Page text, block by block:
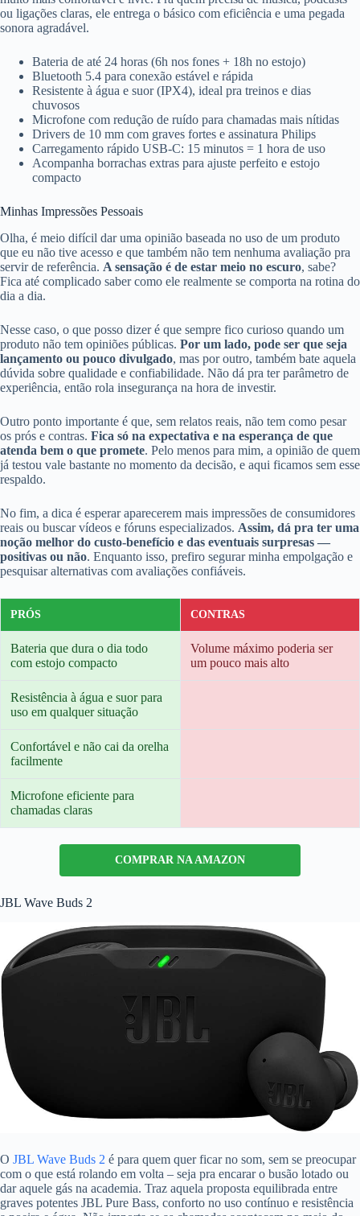
ou ligações claras, ele entrega o básico com eficiência e uma pegada
sonora agradável.
Bateria de até 24 horas (6h nos fones + 18h no estojo)
Bluetooth 5.4 para conexão estável e rápida
Resistente à água e suor (IPX4), ideal pra treinos e dias
chuvosos
Microfone com redução de ruído para chamadas mais nítidas
Drivers de 10 mm com graves fortes e assinatura Philips
Carregamento rápido USB-C: 15 minutos = 1 hora de uso
Acompanha borrachas extras para ajuste perfeito e estojo
compacto
Minhas Impressões Pessoais
Olha, é meio difícil dar uma opinião baseada no uso de um produto
que eu não tive acesso e que também não tem nenhuma avaliação pra
servir de referência. A sensação é de estar meio no escuro, sabe?
Fica até complicado saber como ele realmente se comporta na rotina do
dia a dia.
Nesse caso, o que posso dizer é que sempre fico curioso quando um
produto não tem opiniões públicas. Por um lado, pode ser que seja
lançamento ou pouco divulgado, mas por outro, também bate aquela
dúvida sobre qualidade e confiabilidade. Não dá pra ter parâmetro de
experiência, então rola insegurança na hora de investir.
Outro ponto importante é que, sem relatos reais, não tem como pesar
os prós e contras. Fica só na expectativa e na esperança de que
atenda bem o que promete. Pelo menos para mim, a opinião de quem
já testou vale bastante no momento da decisão, e aqui ficamos sem esse
respaldo.
No fim, a dica é esperar aparecerem mais impressões de consumidores
reais ou buscar vídeos e fóruns especializados. Assim, dá pra ter uma
noção melhor do custo-benefício e das eventuais surpresas —
positivas ou não. Enquanto isso, prefiro segurar minha empolgação e
pesquisar alternativas com avaliações confiáveis.
PRÓS CONTRAS
Bateria que dura o dia todo
com estojo compacto
Volume máximo poderia ser
um pouco mais alto
Resistência à água e suor para
uso em qualquer situação
Confortável e não cai da orelha
facilmente
Microfone eficiente para
chamadas claras
COMPRAR NA AMAZON
JBL Wave Buds 2
O JBL Wave Buds 2 é para quem quer ficar no som, sem se preocupar
com o que está rolando em volta – seja pra encarar o busão lotado ou
dar aquele gás na academia. Traz aquela proposta equilibrada entre
graves potentes JBL Pure Bass, conforto no uso contínuo e resistência